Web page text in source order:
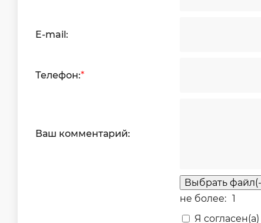
E-mail:
Телефон:*
Ваш комментарий:
Выбрать
не более: 1
Я